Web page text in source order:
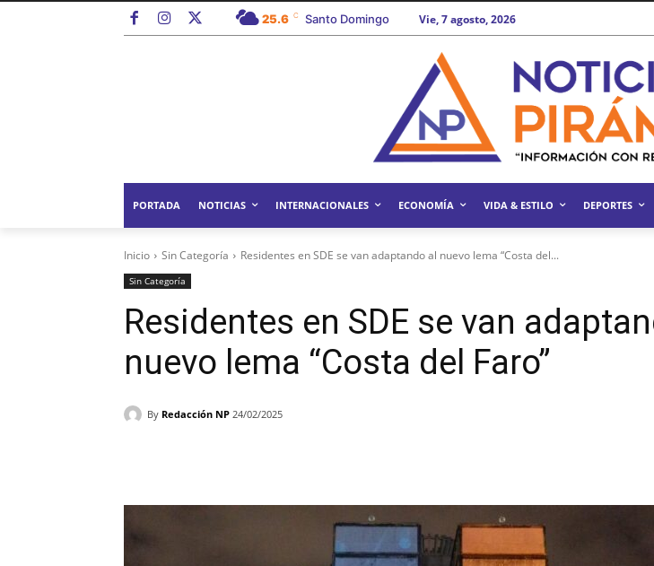
25.6 C Santo Domingo Vie, 7 agosto, 2026
PORTADA NOTICIAS INTERNACIONALES ECONOMÍA VIDA & ESTILO DEPORTES
Inicio Sin Categoría Residentes en SDE se van adaptando al nuevo lema “Costa del...
Sin Categoría
Residentes en SDE se van
nuevo lema “Costa del Faro”
By Redacción NP 24/02/2025